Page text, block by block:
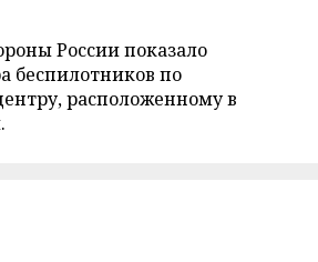
России показало
беспилотников по
расположенному в